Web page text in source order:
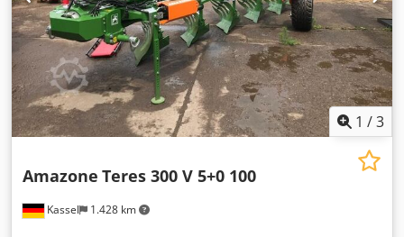
1 /3
Kassel 1.428 km
Amazone Teres 300 V 5+0 100